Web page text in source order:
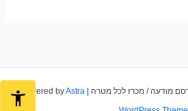
Astra